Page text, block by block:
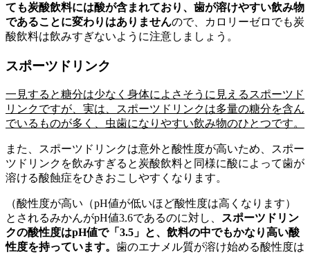
ても炭酸飲料には酸が含まれており、歯が溶けやすい飲み物
であることに変わりはありませんので、カロリーゼロでも炭
酸飲料は飲みすぎないように注意しましょう。
スポーツドリンク
一見すると糖分は少なく身体によさそうに見えるスポーツド
リンクですが、実は、スポーツドリンクは多量の糖分を含ん
でいるものが多く、虫歯になりやすい飲み物のひとつです。
また、スポーツドリンクは意外と酸性度が高いため、スポー
ツドリンクを飲みすぎると炭酸飲料と同様に酸によって歯が
溶ける酸蝕症をひきおこしやすくなります。
（酸性度が高い（pH値が低いほど酸性度は高くなります）
とされるみかんがpH値3.6であるのに対し、
スポーツドリン
クの酸性度はpH値で「3.5 」と、飲料の中でもかなり高い酸
性度を持っています。 歯のエナメル質が溶け始める酸性度は